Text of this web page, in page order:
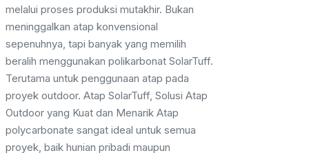
melalui proses produksi mutakhir. Bukan
meninggalkan atap konvensional
sepenuhnya, tapi banyak yang memilih
beralih menggunakan polikarbonat SolarTuff.
Terutama untuk penggunaan atap pada
proyek outdoor. Atap SolarTuff, Solusi Atap
Outdoor yang Kuat dan Menarik Atap
polycarbonate sangat ideal untuk semua
proyek, baik hunian pribadi maupun